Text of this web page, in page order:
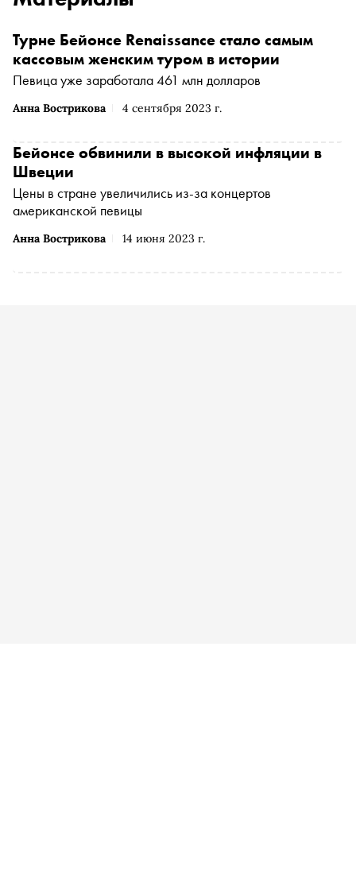
Анна Вострикова 4 сентября 2023 г.
Турне Бейонсе Renaissance стало самым
кассовым женским туром в истории
Певица уже заработала 461 млн долларов
Анна Вострикова 14 июня 2023 г.
Бейонсе обвинили в высокой инфляции в
Швеции
Цены в стране увеличились из-за концертов
американской певицы